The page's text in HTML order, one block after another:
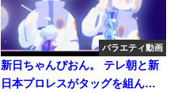
バラエティ動画
新日ちゃんぴおん。 テレ朝と新
日本プロレスがタッグを組んだ